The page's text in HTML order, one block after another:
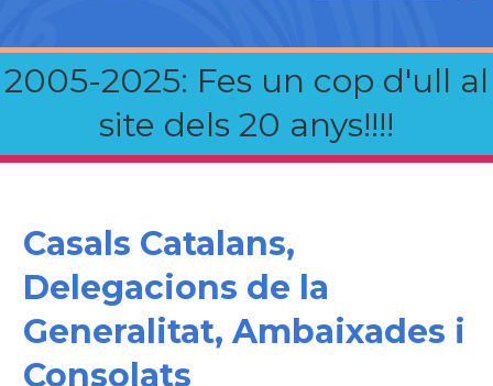
2005-2025: Fes un cop d'ull al
site dels 20 anys!!!!
Casals Catalans,
Delegacions de la
Generalitat, Ambaixades i
Consolats